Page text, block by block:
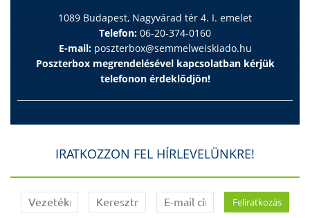
1089 Budapest, Nagyvárad tér 4. I. emelet
Telefon: 06-20-374-0160
E-mail: poszterbox@semmelweiskiado.hu
Poszterbox megrendelésével kapcsolatban kérjük
telefonon érdeklődjön!
IRATKOZZON FEL HÍRLEVELÜNKRE!